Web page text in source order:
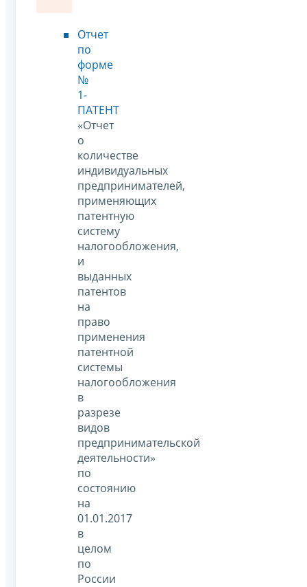
Отчет
по
форме
№
1-
ПАТЕНТ
«Отчет
о
количестве
индивидуальных
предпринимателей,
применяющих
патентную
систему
налогообложения,
и
выданных
патентов
на
право
применения
патентной
системы
налогообложения
в
разрезе
видов
предпринимательской
деятельности»
по
состоянию
на
01.01.2017
в
целом
по
России